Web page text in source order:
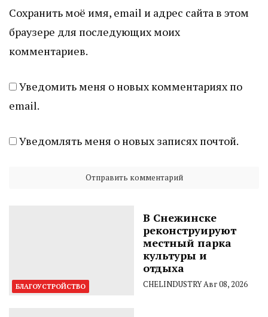
Сохранить моё имя, email и адрес сайта в этом
браузере для последующих моих
комментариев.
Уведомить меня о новых комментариях по
email.
Уведомлять меня о новых записях почтой.
БЛАГОУСТРОЙСТВО
В Снежинске
реконструируют
местный парка
культуры и
отдыха
CHELINDUSTRYАвг 08, 2026